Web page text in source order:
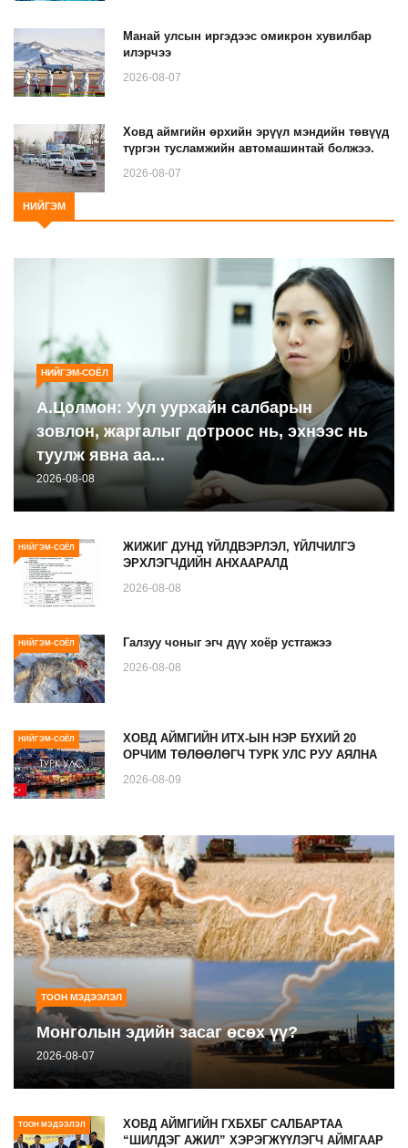
Манай улсын иргэдээс омикрон хувилбар
илэрчээ
2026-08-07
Ховд аймгийн өрхийн эрүүл мэндийн төвүүд
түргэн тусламжийн автомашинтай болжээ.
2026-08-07
НИЙГЭМ
НИЙГЭМ-СОЁЛ
А.Цолмон: Уул уурхайн салбарын
зовлон, жаргалыг дотроос нь, эхнээс нь
туулж явна аа...
2026-08-08
НИЙГЭМ-СОЁЛ
ЖИЖИГ ДУНД ҮЙЛДВЭРЛЭЛ, ҮЙЛЧИЛГЭ
ЭРХЛЭГЧДИЙН АНХААРАЛД
2026-08-08
НИЙГЭМ-СОЁЛ Галзуу чоныг эгч дүү хоёр устгажээ
2026-08-08
НИЙГЭМ-СОЁЛ
ХОВД АЙМГИЙН ИТХ-ЫН НЭР БҮХИЙ 20
ОРЧИМ ТӨЛӨӨЛӨГЧ ТУРК УЛС РУУ АЯЛНА
2026-08-09
ТООН МЭДЭЭЛЭЛ
Монголын эдийн засаг өсөх үү?
2026-08-07
ТООН МЭДЭЭЛЭЛ
ХОВД АЙМГИЙН ГХБХБГ САЛБАРТАА
“ШИЛДЭГ АЖИЛ” ХЭРЭГЖҮҮЛЭГЧ АЙМГААР